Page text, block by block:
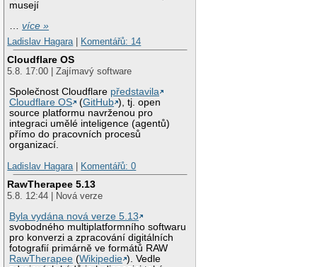
musejí
…více »
Ladislav Hagara | Komentářů: 14
Cloudflare OS
5.8. 17:00 | Zajímavý software
Společnost Cloudflare představila
Cloudflare OS
(GitHub ), tj. open
source platformu navrženou pro
integraci umělé inteligence (agentů)
přímo do pracovních procesů
organizací.
Ladislav Hagara | Komentářů: 0
RawTherapee 5.13
5.8. 12:44 | Nová verze
Byla vydána nová verze 5.13
svobodného multiplatformního softwaru
pro konverzi a zpracování digitálních
fotografií primárně ve formátů RAW
RawTherapee (Wikipedie ). Vedle